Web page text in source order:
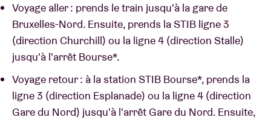
Voyage aller : prends le train jusqu'à la gare de
Bruxelles-Nord. Ensuite, prends la STIB ligne 3
(direction Churchill) ou la ligne 4 (direction Stalle)
jusqu'à l'arrêt Bourse*.
Voyage retour : à la station STIB Bourse*, prends la
ligne 3 (direction Esplanade) ou la ligne 4 (direction
Gare du Nord) jusqu'à l'arrêt Gare du Nord. Ensuite,